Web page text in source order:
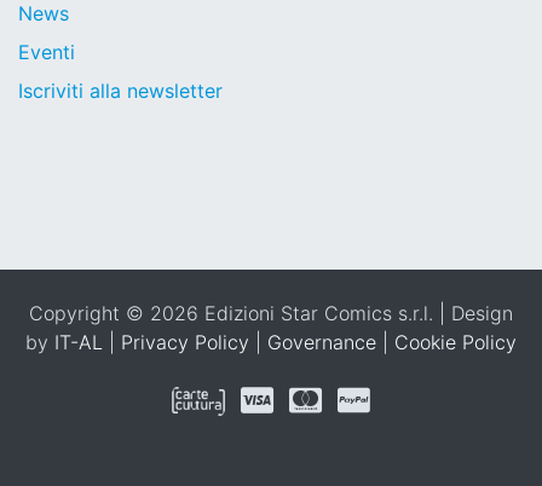
News
Eventi
Iscriviti alla newsletter
Copyright © 2026 Edizioni Star Comics s.r.l. | Design
by IT-AL Privacy Policy Governance Cookie Policy